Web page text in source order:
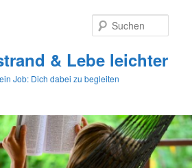
& Lebe leichter
Job: Dich dabei zu begleiten